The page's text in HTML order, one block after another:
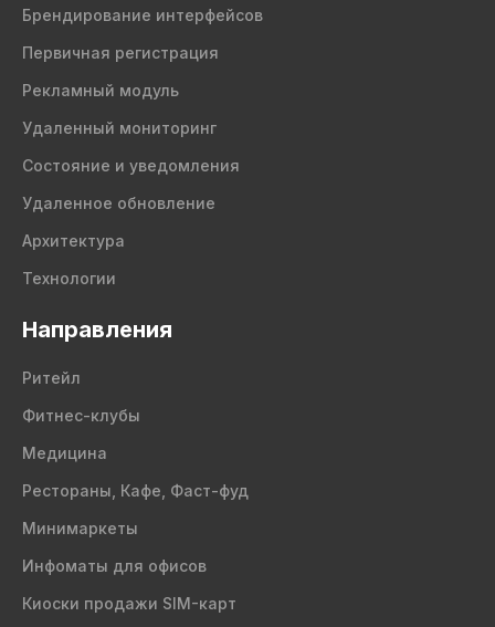
Брендирование интерфейсов
Первичная регистрация
Рекламный модуль
Удаленный мониторинг
Состояние и уведомления
Удаленное обновление
Архитектура
Технологии
Направления
Ритейл
Фитнес-клубы
Медицина
Рестораны, Кафе, Фаст-фуд
Минимаркеты
Инфоматы для офисов
Киоски продажи SIM-карт